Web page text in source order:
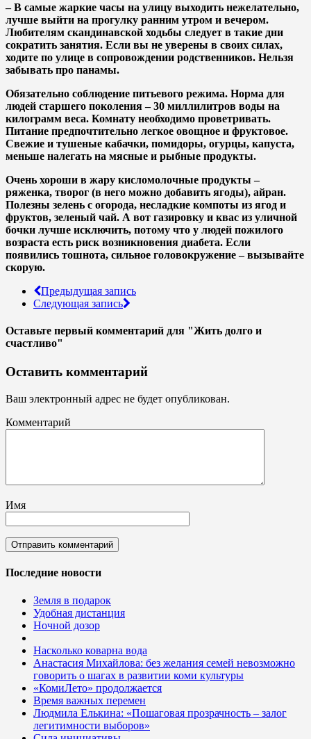
– В самые жаркие часы на улицу выходить нежелательно,
лучше выйти на прогулку ранним утром и вечером.
Любителям скандинавской ходьбы следует в такие дни
сократить занятия. Если вы не уверены в своих силах,
ходите по улице в сопровождении родственников. Нельзя
забывать про панамы.
Обязательно соблюдение питьевого режима. Норма для
людей старшего поколения – 30 миллилитров воды на
килограмм веса. Комнату необходимо проветривать.
Питание предпочтительно легкое овощное и фруктовое.
Свежие и тушеные кабачки, помидоры, огурцы, капуста,
меньше налегать на мясные и рыбные продукты.
Очень хороши в жару кисломолочные продукты –
ряженка, творог (в него можно добавить ягоды), айран.
Полезны зелень с огорода, несладкие компоты из ягод и
фруктов, зеленый чай. А вот газировку и квас из уличной
бочки лучше исключить, потому что у людей пожилого
возраста есть риск возникновения диабета. Если
появились тошнота, сильное головокружение – вызывайте
скорую.
Предыдущая запись
Следующая запись
Оставьте первый комментарий для "Жить долго и
счастливо"
Оставить комментарий
Ваш электронный адрес не будет опубликован.
Комментарий
Имя
Последние новости
Земля в подарок
Удобная дистанция
Ночной дозор
Насколько коварна вода
Анастасия Михайлова: без желания семей невозможно
говорить о шагах в развитии коми культуры
«КомиЛето» продолжается
Время важных перемен
Людмила Елькина: «Пошаговая прозрачность – залог
легитимности выборов»